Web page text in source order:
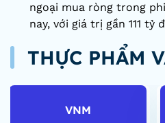
ngoại mua ròng trong
nay, với giá trị gần 111 tỷ
THỰC PHẨM
VNM